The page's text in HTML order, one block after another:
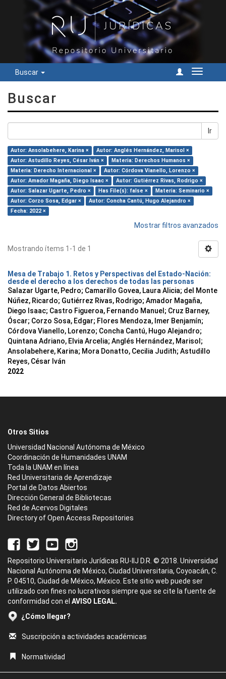
Buscar
Cambiar
Buscar
Ir
Autor: Ansolabehere, Karina ×
Autor: Anglés Hernández, Marisol ×
Autor: Astudillo Reyes, César Iván ×
Materia: Derechos Humanos ×
Materia: Derecho Internacional ×
Autor: Córdova Vianello, Lorenzo ×
Autor: Amador Magaña, Diego Isaac ×
Autor: Gutiérrez Rivas, Rodrigo ×
Autor: Salazar Ugarte, Pedro ×
Has File(s): false ×
Materia: Seminario ×
Autor: Corzo Sosa, Edgar ×
Autor: Concha Cantú, Hugo Alejandro ×
Fecha: 2022 ×
Mostrar filtros avanzados
Mostrando ítems 1-1 de 1
Mesa de Trabajo 1. Retos y Perspectivas del Estado-Nación:
desde el derecho a los derechos de todas las personas
Salazar Ugarte, Pedro; Camarillo Govea, Laura Alicia; del Monte
Núñez, Ricardo; Gutiérrez Rivas, Rodrigo; Amador Magaña,
Diego Isaac; Castro Figueroa, Fernando Manuel ; Cruz Barney,
Óscar; Corzo Sosa, Edgar; Flores Mendoza, Imer Benjamín;
Córdova Vianello, Lorenzo; Concha Cantú, Hugo Alejandro;
Quintana Adriano, Elvia Arcelia; Anglés Hernández, Marisol ;
Ansolabehere, Karina; Mora Donatto, Cecilia Judith; Astudillo
Reyes, César Iván
2022
Otros Sitios
Universidad Nacional Autónoma de México
Coordinación de Humanidades UNAM
Toda la UNAM en línea
Red Universitaria de Aprendizaje
Portal de Datos Abiertos
Dirección General de Bibliotecas
Red de Acervos Digitales
Directory of Open Access Repositories
Repositorio Universitario Jurídicas RU-IIJ D.R. © 2018. Universidad
Nacional Autónoma de México, Ciudad Universitaria, Coyoacán, C.
P. 04510, Ciudad de México, México. Este sitio web puede ser
utilizado con fines no lucrativos siempre que se cite la fuente de
conformidad con el AVISO LEGAL.
¿Cómo llegar?
Suscripción a actividades académicas
Normatividad